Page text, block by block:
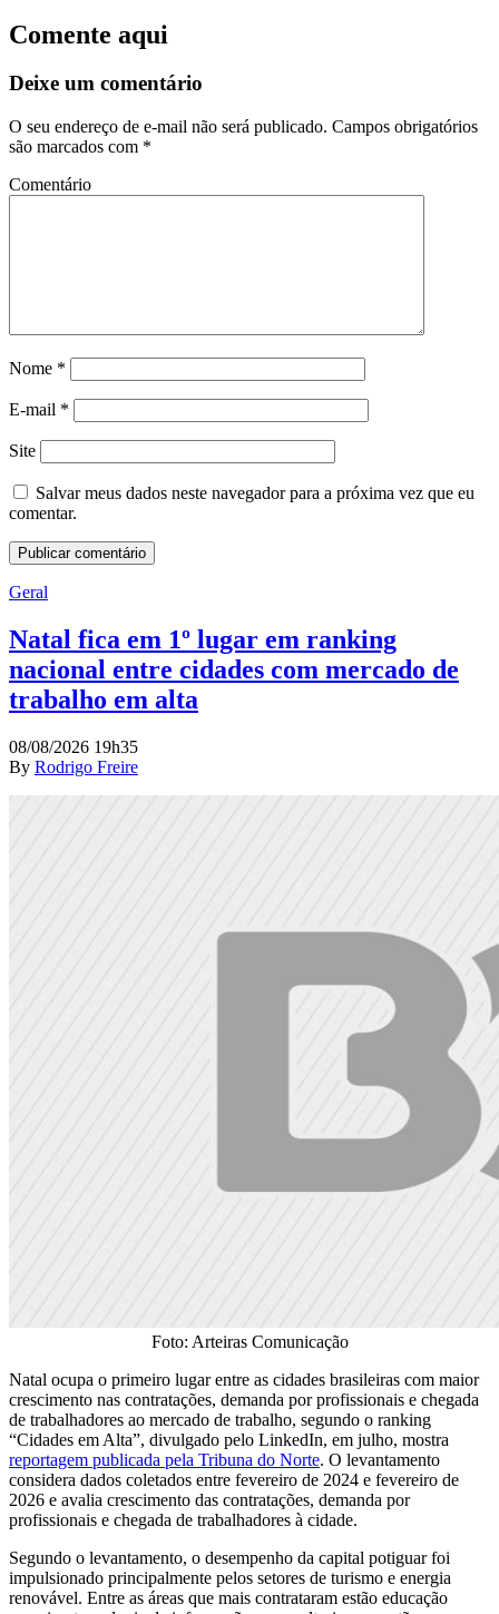
Comente aqui
Deixe um comentário
O seu endereço de e-mail não será publicado. Campos obrigatórios
são marcados com *
Comentário
Nome *
E-mail *
Site
Salvar meus dados neste navegador para a próxima vez que eu
comentar.
Geral
Natal fica em 1º lugar em ranking
nacional entre cidades com mercado de
trabalho em alta
08/08/2026 19h35
By Rodrigo Freire
Foto: Arteiras Comunicação
Natal ocupa o primeiro lugar entre as cidades brasileiras com maior
crescimento nas contratações, demanda por profissionais e chegada
de trabalhadores ao mercado de trabalho, segundo o ranking
“Cidades em Alta”, divulgado pelo LinkedIn, em julho, mostra
reportagem publicada pela Tribuna do Norte. O levantamento
considera dados coletados entre fevereiro de 2024 e fevereiro de
2026 e avalia crescimento das contratações, demanda por
profissionais e chegada de trabalhadores à cidade.
Segundo o levantamento, o desempenho da capital potiguar foi
impulsionado principalmente pelos setores de turismo e energia
renovável. Entre as áreas que mais contrataram estão educação